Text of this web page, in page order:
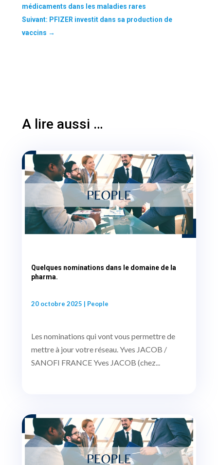
médicaments dans les maladies rares
Suivant: PFIZER investit dans sa production de
vaccins →
A lire aussi …
Quelques nominations dans le domaine de la
pharma.
20 octobre 2025 | People
Les nominations qui vont vous permettre de
mettre à jour votre réseau. Yves JACOB /
SANOFI FRANCE Yves JACOB (chez...